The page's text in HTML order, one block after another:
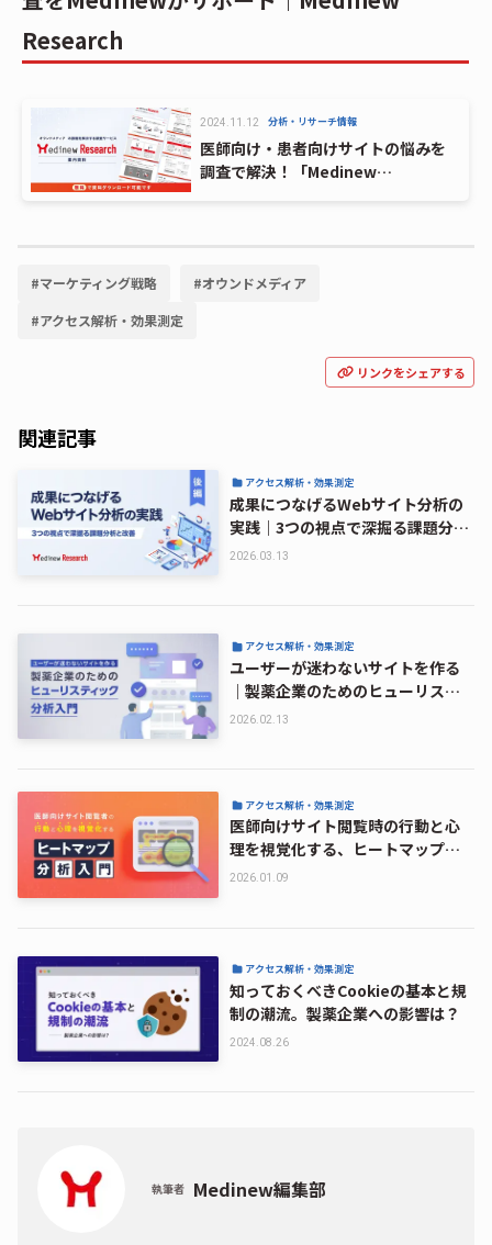
Research
2024.11.12 分析・リサーチ情報
医師向け・患者向けサイトの悩みを
調査で解決！「Medinew
#マーケティング戦略 #オウンドメディア
#アクセス解析・効果測定
リンクをシェアする
関連記事
アクセス解析・効果測定
成果につなげるWebサイト分析の
実践｜3つの視点で深掘る課題分析
と改善【後編】
2026.03.13
アクセス解析・効果測定
ユーザーが迷わないサイトを作る
｜製薬企業のためのヒューリステ
ィック分析入門
2026.02.13
アクセス解析・効果測定
医師向けサイト閲覧時の行動と心
理を視覚化する、ヒートマップ分
析入門
2026.01.09
アクセス解析・効果測定
知っておくべきCookieの基本と規
制の潮流。製薬企業への影響は？
2024.08.26
執筆者 Medinew編集部